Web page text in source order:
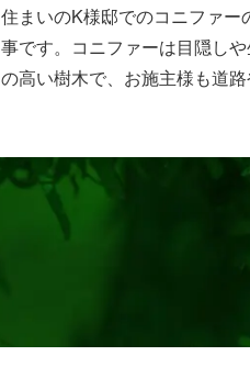
住まいのK様邸でのコニファー
事です。コニファーは目隠し
の高い樹木で、お施主様も道
年数の経過とともに想像以上
枝葉が･･･